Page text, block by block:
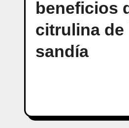
beneficios
citrulina de
sandía